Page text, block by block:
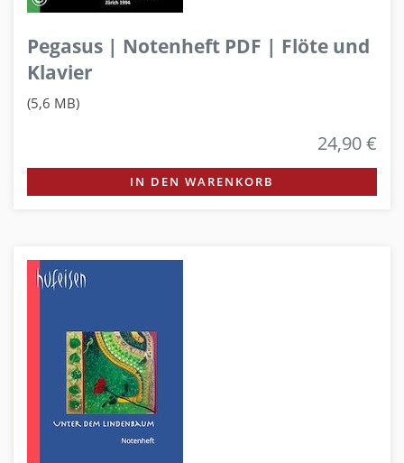
Pegasus | Notenheft PDF | Flöte und
Klavier
(5,6 MB)
24,90 €
IN DEN WARENKORB